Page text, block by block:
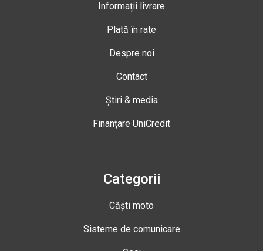
Informații livrare
Plată în rate
Despre noi
Contact
Știri & media
Finanțare UniCredit
Categorii
Căști moto
Sisteme de comunicare